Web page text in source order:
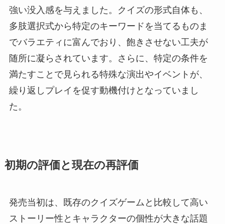
強い没入感を与えました。クイズの形式自体も、
多肢選択式から特定のキーワードを当てるものま
でバラエティに富んでおり、飽きさせない工夫が
随所に凝らされています。さらに、特定の条件を
満たすことで見られる特殊な演出やイベントが、
繰り返しプレイを促す動機付けとなっていまし
た。
初期の評価と現在の再評価
発売当初は、既存のクイズゲームと比較して高い
ストーリー性とキャラクターの個性が大きな話題